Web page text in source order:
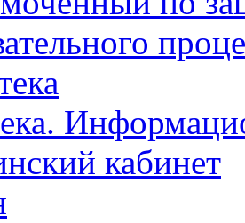
кабинет